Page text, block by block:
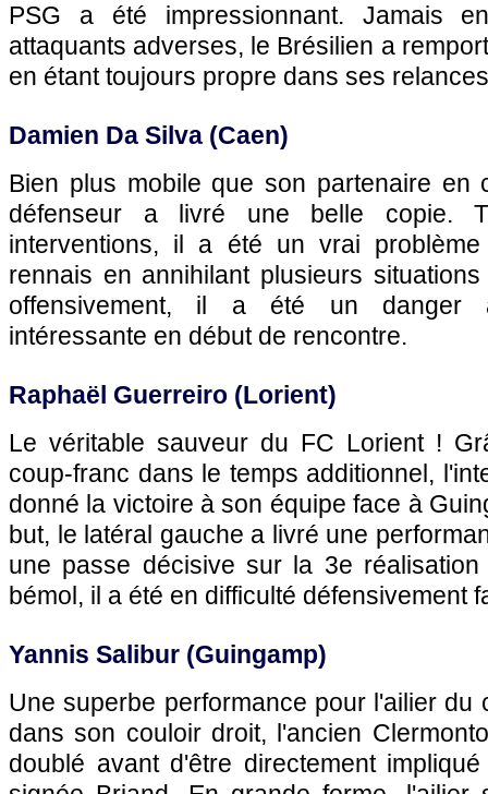
PSG a été impressionnant. Jamais
attaquants adverses, le Brésilien a
en étant toujours propre dans ses
Damien Da Silva (Caen)
Bien plus mobile que son partenaire en
défenseur a livré une belle copie.
interventions, il a été un vrai
rennais en annihilant plusieurs
offensivement, il a été un danger
intéressante en début de rencontre.
Raphaël Guerreiro (Lorient)
Le véritable sauveur du FC Lorient !
coup-franc dans le temps additionnel,
donné la victoire à son équipe face à
but, le latéral gauche a livré une
une passe décisive sur la 3e
bémol, il a été en difficulté défensivement
Yannis Salibur (Guingamp)
Une superbe performance pour l'ailier du
dans son couloir droit, l'ancien
doublé avant d'être directement